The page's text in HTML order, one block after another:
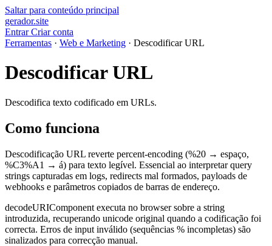
Saltar para conteúdo principal
gerador.site
EntrarCriar conta
Ferramentas · Web e Marketing · Descodificar URL
Descodificar URL
Descodifica texto codificado em URLs.
Como funciona
Descodificação URL reverte percent-encoding (%20 → espaço,
%C3%A1 → á) para texto legível. Essencial ao interpretar query
strings capturadas em logs, redirects mal formados, payloads de
webhooks e parâmetros copiados de barras de endereço.
decodeURIComponent executa no browser sobre a string
introduzida, recuperando unicode original quando a codificação foi
correcta. Erros de input inválido (sequências % incompletas) são
sinalizados para correcção manual.